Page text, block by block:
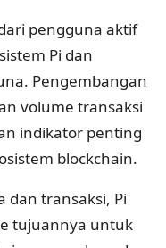
pengguna aktif
Pi dan
Pengembangan
volume transaksi
indikator penting
blockchain.
dan transaksi, Pi
tujuannya untuk